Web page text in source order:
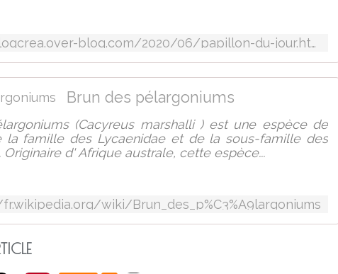
http://evegdblogcrea.over-blog.com/2020/06/papillon-du-jour.html
Brun des pélargoniums
(Cacyreus marshalli ) est une espèce de
la famille des Lycaenidae et de la sous-famille des
d' Afrique australe, cette espèce...
wiki/Brun_des_p%C3%A9largoniums